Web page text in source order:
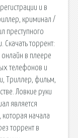
и в
криминал /
преступного
торрент:
в плеере
телефонов и
Триллер, фильм,
Ловкие руки
является
начала
торрент в